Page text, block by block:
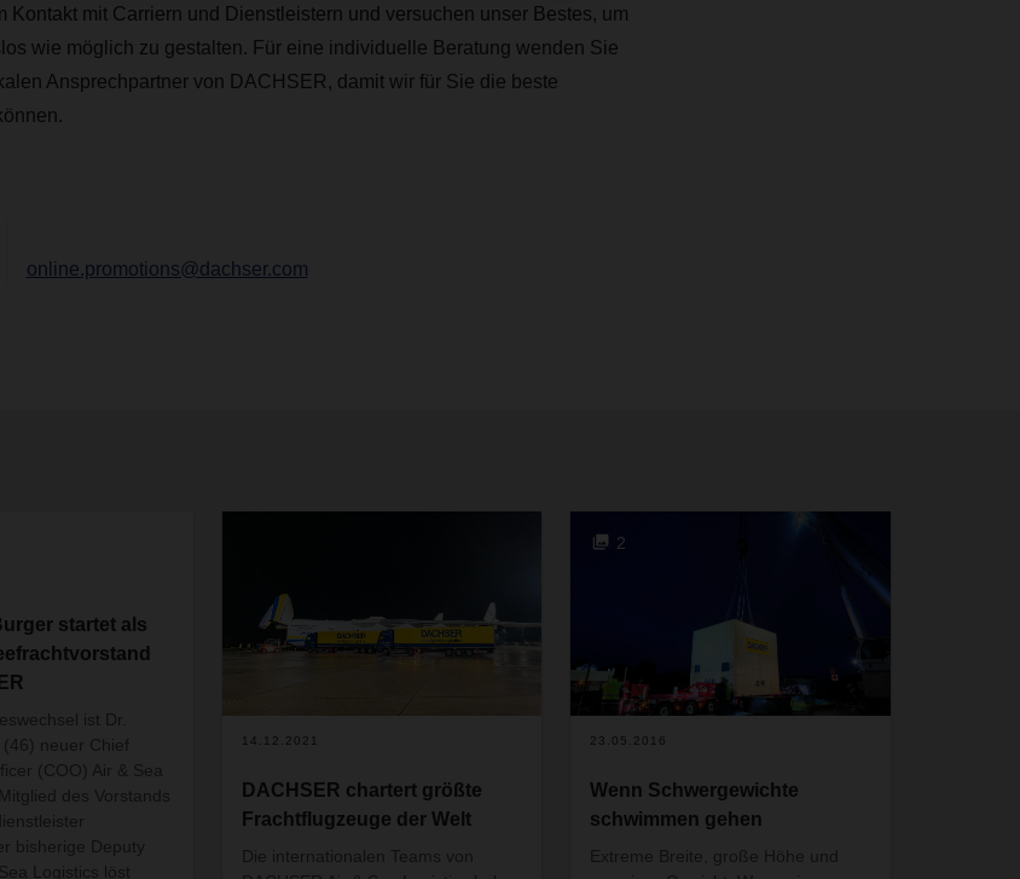
Kontakt mit Carriern und Dienstleistern und versuchen unser Bestes, um
wie möglich zu gestalten. Für eine individuelle Beratung wenden Sie
Ansprechpartner von DACHSER, damit wir für Sie die beste
online.promotions@dachser.com
startet als
ist Dr.
neuer Chief
(COO) Air & Sea
des Vorstands
bisherige Deputy
Logistics löst
14.12.2021
DACHSER chartert größte
Frachtflugzeuge der Welt
Die internationalen Teams von
2
23.05.2016
Wenn Schwergewichte
schwimmen gehen
Extreme Breite, große Höhe und